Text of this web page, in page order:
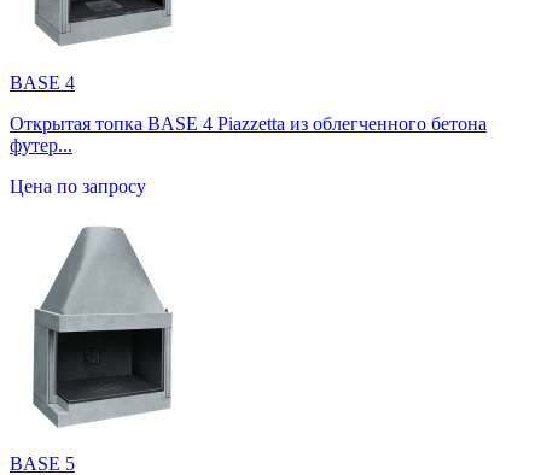
BASE 4
Открытая топка BASE 4 Piazzetta из облегченного бетона
футер...
Цена по запросу
BASE 5